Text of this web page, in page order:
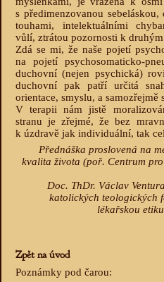
s předimenzovanou
touhami, intelektuálními
vůlí, ztrátou pozornosti k
Zdá se mi, že naše pojetí
na pojetí psychosomaticko-
duchovní (nejen psychická)
duchovní pak patří určitá
orientace, smyslu, a
V terapii nám jistě
stranu je zřejmé, že bez
k úzdravě jak individuální, tak
Přednáška proslovená na
kvalita života (poř. Centrum
Doc. ThDr. Václav
katolických teologických
lékařskou
Zpět na úvod
Poznámky pod čarou: